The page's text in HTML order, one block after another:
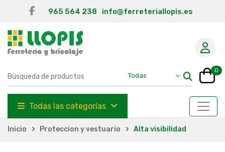
965 564 238 info@ferreteriallopis.es
0
Todas las categorías
Inicio Proteccion y vestuario Alta visibilidad